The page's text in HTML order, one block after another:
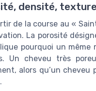
densité,
de la course au «
La porosité
pourquoi un
Un cheveu très
alors qu’un cheveu